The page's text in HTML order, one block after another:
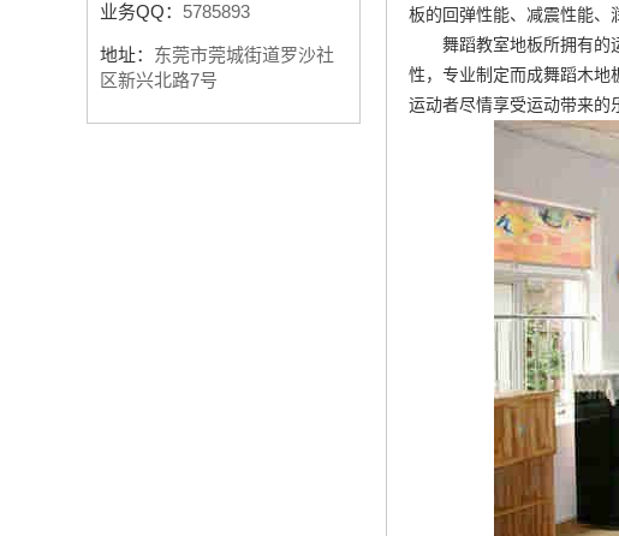
业务QQ： 5785893
地址： 东莞市莞城街道罗沙社
区新兴北路7号
板的回弹性能、减震性能、
舞蹈教室地板所拥有的
性，专业制定而成舞蹈木地
运动者尽情享受运动带来的